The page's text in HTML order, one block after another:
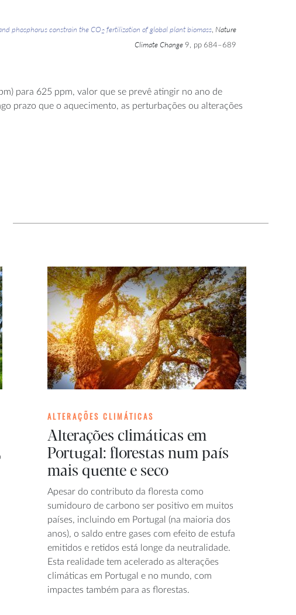
phosphorus constrain the CO2 fertilization of global plant biomass, Nature
Climate Change 9, pp 684–689
para 625 ppm, valor que se prevê atingir no ano de
prazo que o aquecimento, as perturbações ou alterações
ALTERAÇÕES CLIMÁTICAS
Alterações climáticas em
Portugal: florestas num país
mais quente e seco
Apesar do contributo da floresta como
sumidouro de carbono ser positivo em muitos
países, incluindo em Portugal (na maioria dos
anos), o saldo entre gases com efeito de estufa
emitidos e retidos está longe da neutralidade.
Esta realidade tem acelerado as alterações
climáticas em Portugal e no mundo, com
impactes também para as florestas.